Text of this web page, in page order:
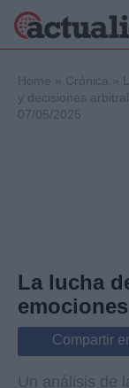
Viajes
Home » Crónica »
y decisiones
07/05/2025
La lucha
Compartir
Un análisis de